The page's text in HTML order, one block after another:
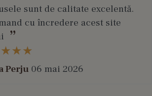
sunt de calitate excelentă.
cu încredere acest site
Perju 06 mai 2026